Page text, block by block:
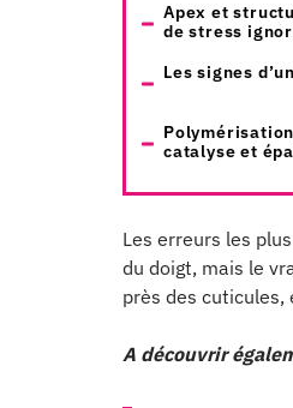
Apex et
de stress
Les signes
catalyse et
Les erreurs les
du doigt, mais le
près des cuticules,
A découvrir